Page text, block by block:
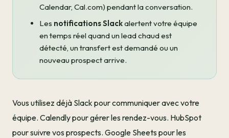
Calendar, Cal.com) pendant la conversation.
Les notifications Slackalertent votre équipe
en temps réel quand un lead chaud est
détecté, un transfert est demandé ou un
nouveau prospect arrive.
Vous utilisez déjà Slack pour communiquer avec votre
équipe. Calendly pour gérer les rendez-vous. HubSpot
pour suivre vos prospects. Google Sheets pour les